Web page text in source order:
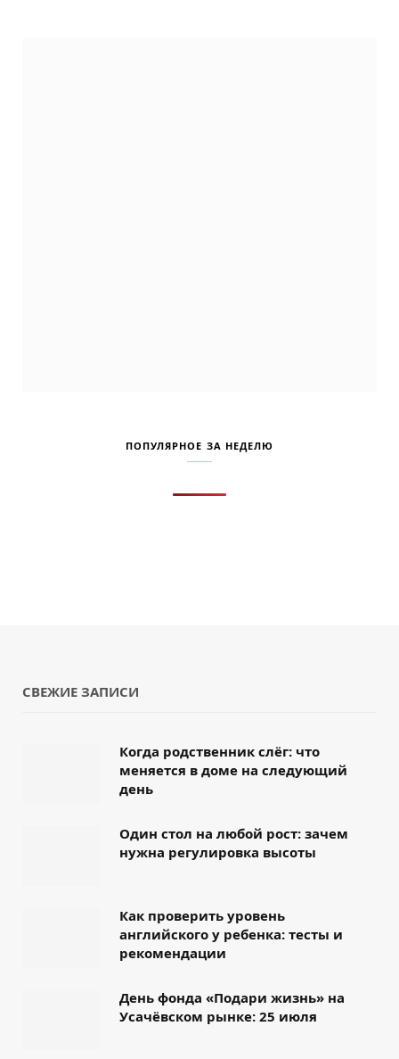
ПОПУЛЯРНОЕ ЗА НЕДЕЛЮ
СВЕЖИЕ ЗАПИСИ
Когда родственник слёг: что
меняется в доме на следующий
день
Один стол на любой рост: зачем
нужна регулировка высоты
Как проверить уровень
английского у ребенка: тесты и
рекомендации
День фонда «Подари жизнь» на
Усачёвском рынке: 25 июля